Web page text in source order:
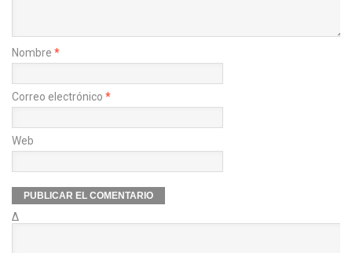
Nombre *
Correo electrónico *
Web
Δ